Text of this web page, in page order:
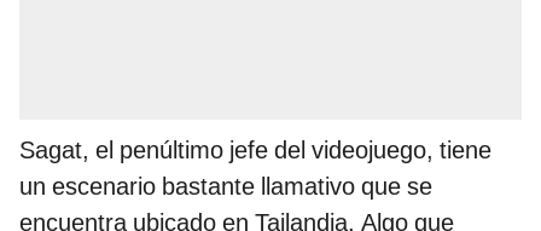
Sagat, el penúltimo jefe del videojuego, tiene
un escenario bastante llamativo que se
encuentra ubicado en Tailandia. Algo que